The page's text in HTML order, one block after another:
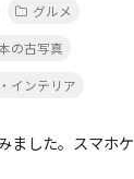
グルメ
の古写真
インテリア
ました。スマホケ